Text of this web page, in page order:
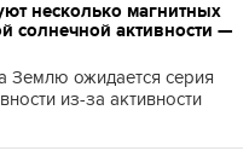
несколько магнитных
солнечной активности —
Землю ожидается серия
из-за активности